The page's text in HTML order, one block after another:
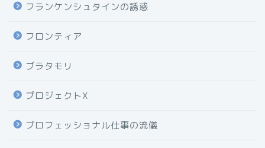
フランケンシュタインの誘惑
フロンティア
ブラタモリ
プロジェクトX
プロフェッショナル仕事の流儀